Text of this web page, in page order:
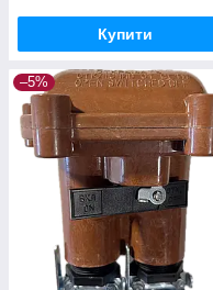
Купити
–5%